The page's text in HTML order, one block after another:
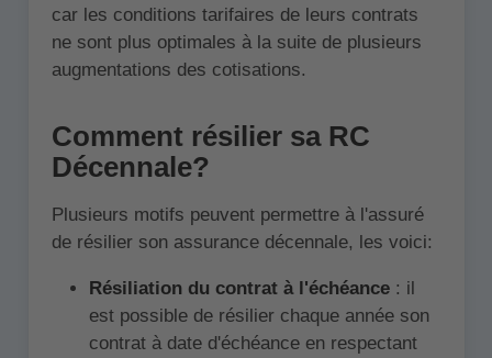
car les conditions tarifaires de leurs contrats
ne sont plus optimales à la suite de plusieurs
augmentations des cotisations.
Comment résilier sa RC
Décennale?
Plusieurs motifs peuvent permettre à l'assuré
de résilier son assurance décennale, les voici:
Résiliation du contrat à l'échéance : il
est possible de résilier chaque année son
contrat à date d'échéance en respectant